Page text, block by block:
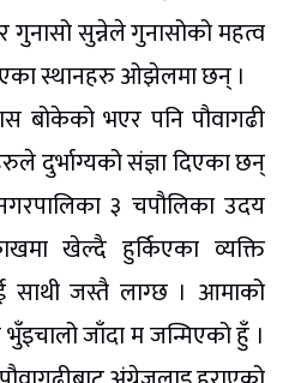
गुनासो सुन्नेले गुनासोको महत्व
स्थानहरु ओझेलमा छन् ।
बोकेको भएर पनि पौवागढी
दुर्भाग्यको संज्ञा दिएका छन्
३ चपौलिका उदय
खेल्दै हुर्किएका व्यक्ति
साथी जस्तै लाग्छ । आमाको
जाँदा म जन्मिएको हुँ ।